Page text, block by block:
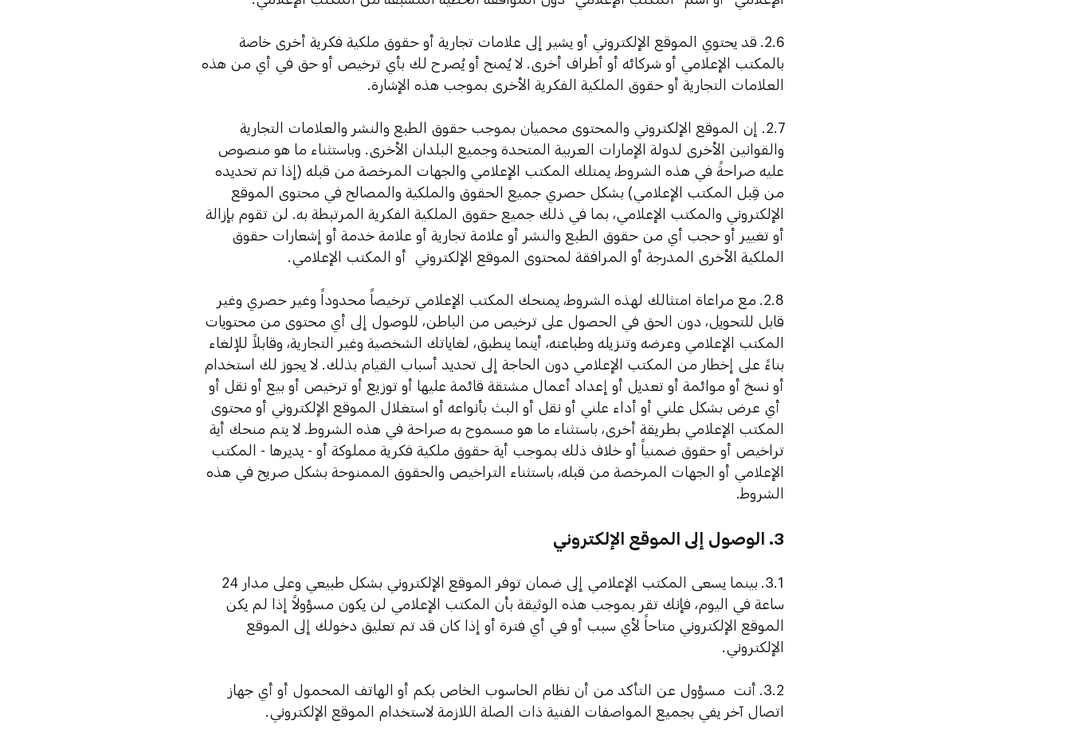
2.6. قد يحتوي الموقع الإلكتروني أو يشير إلى علامات تجارية أو حقوق ملكية فكرية أخرى خاصة
بالمكتب الإعلامي أو شركائه أو أطراف أخرى. لا يُمنح أو يُصرح لك بأي ترخيص أو حق في أي من هذه
العلامات التجارية أو حقوق الملكية الفكرية الأخرى بموجب هذه الإشارة.
2.7. إن الموقع الإلكتروني والمحتوى محميان بموجب حقوق الطبع والنشر والعلامات التجارية
والقوانين الأخرى لدولة الإمارات العربية المتحدة وجميع البلدان الأخرى. وباستثناء ما هو منصوص
عليه صراحةً في هذه الشروط، يمتلك المكتب الإعلامي والجهات المرخصة من قبله (إذا تم تحديده
من قِبل المكتب الإعلامي) بشكل حصري جميع الحقوق والملكية والمصالح في محتوى الموقع
الإلكتروني والمكتب الإعلامي، بما في ذلك جميع حقوق الملكية الفكرية المرتبطة به. لن تقوم بإزالة
أو تغيير أو حجب أي من حقوق الطبع والنشر أو علامة تجارية أو علامة خدمة أو إشعارات حقوق
الملكية الأخرى المدرجة أو المرافقة لمحتوى الموقع الإلكتروني أو المكتب الإعلامي.
2.8. مع مراعاة امتثالك لهذه الشروط، يمنحك المكتب الإعلامي ترخيصاً محدوداً وغير حصري وغير
قابل للتحويل، دون الحق في الحصول على ترخيص من الباطن، للوصول إلى أي محتوى من محتويات
المكتب الإعلامي وعرضه وتنزيله وطباعته، أينما ينطبق، لغاياتك الشخصية وغير التجارية، وقابلاً للإلغاء
بناءً على إخطار من المكتب الإعلامي دون الحاجة إلى تحديد أسباب القيام بذلك. لا يجوز لك استخدام
أو نسخ أو موائمة أو تعديل أو إعداد أعمال مشتقة قائمة عليها أو توزيع أو ترخيص أو بيع أو نقل أو
أي عرض بشكل علني أو أداء علني أو نقل أو البث بأنواعه أو استغلال الموقع الإلكتروني أو محتوى
المكتب الإعلامي بطريقة أخرى، باستثناء ما هو مسموح به صراحة في هذه الشروط. لا يتم منحك أية
تراخيص أو حقوق ضمنياً أو خلاف ذلك بموجب أية حقوق ملكية فكرية مملوكة أو - يديرها - المكتب
الإعلامي أو الجهات المرخصة من قبله، باستثناء التراخيص والحقوق الممنوحة بشكل صريح في هذه
الشروط.
3. الوصول إلى الموقع الإلكتروني
3.1.
بينما يسعى المكتب الإعلامي إلى ضمان توفر الموقع الإلكتروني بشكل طبيعي وعلى مدار 24
ساعة في اليوم، فإنك تقر بموجب هذه الوثيقة بأن المكتب الإعلامي لن يكون مسؤولاً إذا لم يكن
الموقع الإلكتروني متاحاً لأي سبب أو في أي فترة أو إذا كان قد تم تعليق دخولك إلى الموقع
الإلكتروني.
3.2. أنت مسؤول عن التأكد من أن نظام الحاسوب الخاص بكم أو الهاتف المحمول أو أي جهاز
اتصال آخر يفي بجميع المواصفات الفنية ذات الصلة اللازمة لاستخدام الموقع الإلكتروني.